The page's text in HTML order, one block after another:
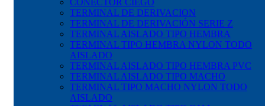
CONECTOR CIEGO
TERMINAL DE DERIVACION
TERMINAL DE DERIVACIÓN SERIE Z
TERMINAL AISLADO TIPO HEMBRA
TERMINAL TIPO HEMBRA NYLON TODO
AISLADO
TERMINAL AISLADO TIPO HEMBRA PVC
TERMINAL AISLADO TIPO MACHO
TERMINAL TIPO MACHO NYLON TODO
AISLADO